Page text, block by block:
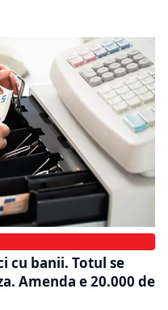
cu banii. Totul se
Amenda e 20.000 de